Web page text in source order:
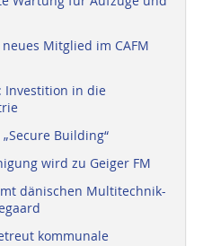
Mitglied im CAFM
Investition in die
Building“
wird zu Geiger FM
dänischen Multitechnik-
kommunale